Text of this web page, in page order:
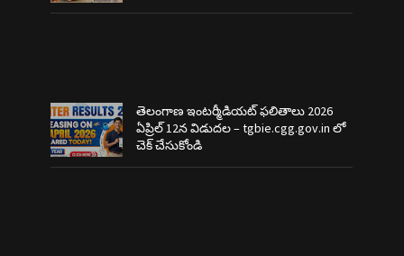
తెలంగాణ ఇంటర్మీడియట్ ఫలితాలు 2026
ఏప్రిల్ 12న విడుదల – tgbie.cgg.gov.in లో
చెక్ చేసుకోండి